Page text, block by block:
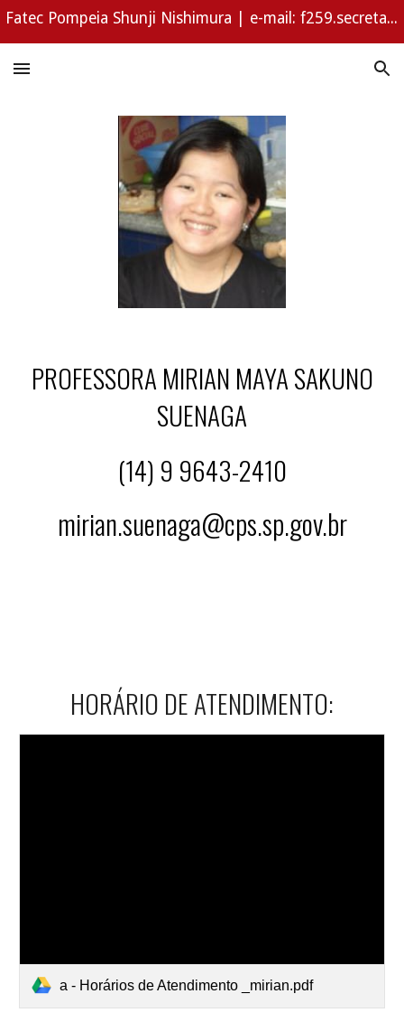
Fatec Pompeia Shunji Nishimura | e-mail: f259.secretaria@fatec.sp.gov.br | WhatsApp (14) 3452-1294
PROFESSORA MIRIAN MAYA SAKUNO
SUENAGA
(14) 9 9643-2410
mirian.suenaga@cps.sp.gov.br
HORÁRIO DE ATENDIMENTO:
a - Horários de Atendimento _mirian.pdf